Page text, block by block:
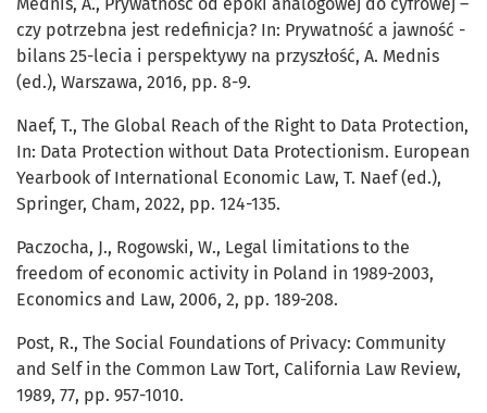
Mednis, A., Prywatność od epoki analogowej do cyfrowej –
czy potrzebna jest redefinicja? In: Prywatność a jawność -
bilans 25-lecia i perspektywy na przyszłość, A. Mednis
(ed.), Warszawa, 2016, pp. 8-9.
Naef, T., The Global Reach of the Right to Data Protection,
In: Data Protection without Data Protectionism. European
Yearbook of International Economic Law, T. Naef (ed.),
Springer, Cham, 2022, pp. 124-135.
Paczocha, J., Rogowski, W., Legal limitations to the
freedom of economic activity in Poland in 1989-2003,
Economics and Law, 2006, 2, pp. 189-208.
Post, R., The Social Foundations of Privacy: Community
and Self in the Common Law Tort, California Law Review,
1989, 77, pp. 957-1010.